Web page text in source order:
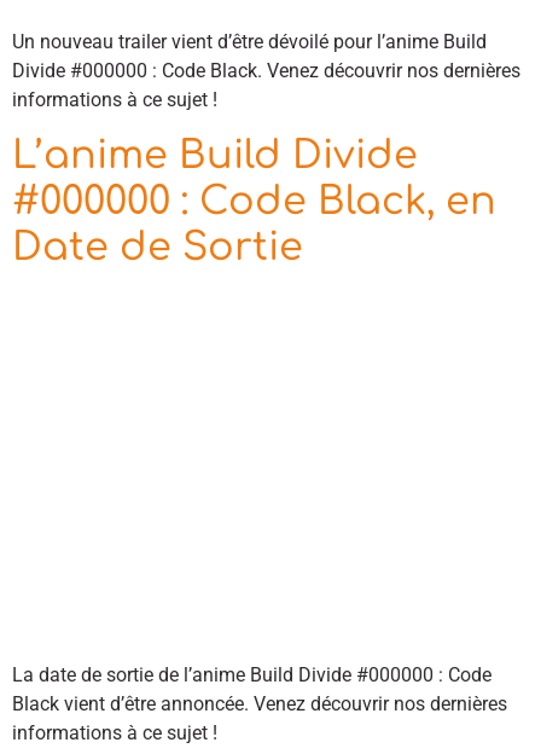
Un nouveau trailer vient d’être dévoilé pour l’anime Build
Divide #000000 : Code Black. Venez découvrir nos dernières
informations à ce sujet !
L’anime Build Divide
#000000 : Code Black, en
Date de Sortie
La date de sortie de l’anime Build Divide #000000 : Code
Black vient d’être annoncée. Venez découvrir nos dernières
informations à ce sujet !